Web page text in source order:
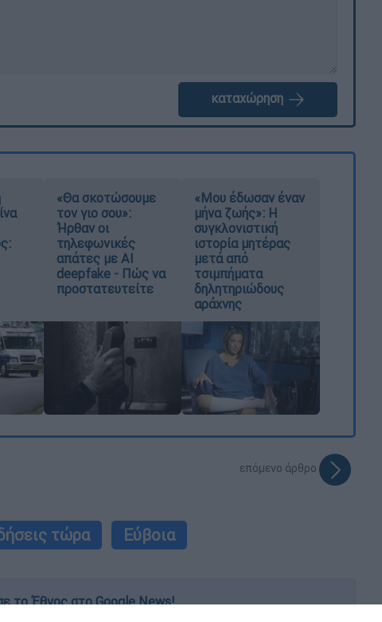
καταχώρηση
«Θα σκοτώσουμε
τον γιο σου»:
Ήρθαν οι
τηλεφωνικές
απάτες με AI
deepfake - Πώς να
προστατευτείτε
«Μου έδωσαν έναν
μήνα ζωής»: Η
συγκλονιστική
ιστορία μητέρας
μετά από
τσιμπήματα
δηλητηριώδους
αράχνης
επόμενο άρθρο
τώρα Εύβοια
το Έθνος στο Google News!